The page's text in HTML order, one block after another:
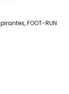
FOOT-RUN